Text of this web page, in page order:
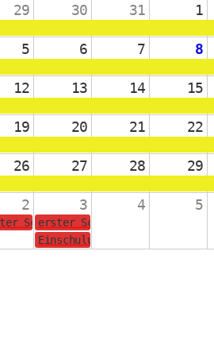
29 30 31 1
5 6 7 8
12 13 14 15
19 20 21 22
26 27 28 29
2 3 4 5
Schultag für die Jahrgänge 2-4
erster Schultag für die
Einschulungsgottesdienst in